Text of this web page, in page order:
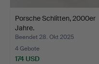
Porsche Schlitten, 2000er
Jahre.
Beendet 28. Okt 2025
4 Gebote
174 USD